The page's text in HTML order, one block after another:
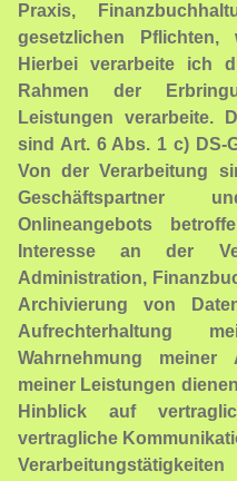
Praxis,
gesetzlichen
Hierbei verarbeite ich
Rahmen der
Leistungen verarbeite.
sind Art. 6 Abs. 1 c) DS-
Von der Verarbeitung
Geschäftspartner
Onlineangebots
Interesse an der
Administration,
Archivierung von
Aufrechterhaltung
Wahrnehmung
meiner Leistungen
Hinblick auf
vertragliche